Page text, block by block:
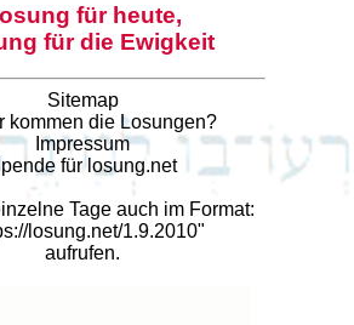
für heute,
für die Ewigkeit
Sitemap
kommen die Losungen?
Impressum
für losung.net
Tage auch im Format:
losung.net/1.9.2010"
aufrufen.